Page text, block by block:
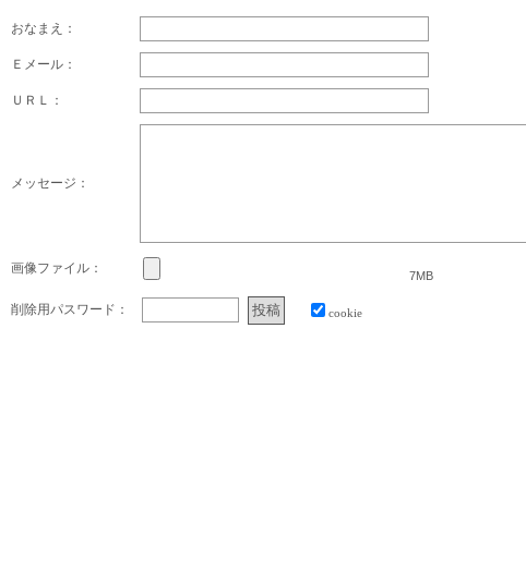
おなまえ：
Ｅメール：
ＵＲＬ：
メッセージ：
画像ファイル： 7MB
削除用パスワード： cookie